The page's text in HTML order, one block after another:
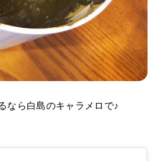
なら白島のキャラメロで♪